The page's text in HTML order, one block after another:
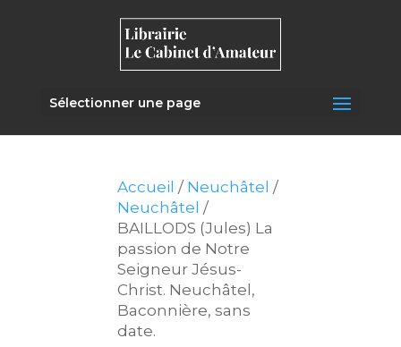
Sélectionner une page
Accueil / Neuchâtel /
Neuchâtel /
BAILLODS (Jules) La
passion de Notre
Seigneur Jésus-
Christ. Neuchâtel,
Baconnière, sans
date.